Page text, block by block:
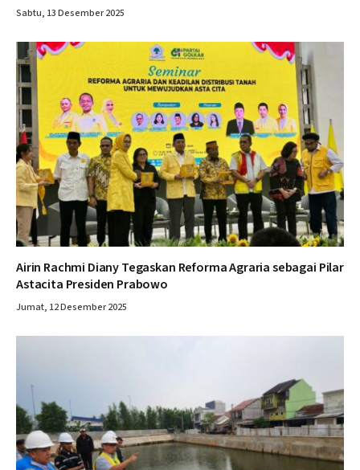
Sabtu, 13 Desember 2025
Airin Rachmi Diany Tegaskan Reforma Agraria sebagai Pilar
Astacita Presiden Prabowo
Jumat, 12 Desember 2025